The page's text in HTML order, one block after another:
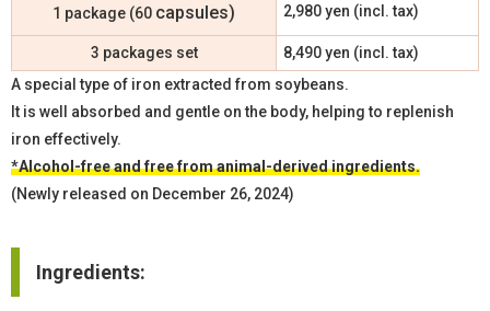
1 package (60 capsules) 2,980 yen (incl. tax)
3 packages set
8,490 yen (incl. tax)
A special type of iron extracted from soybeans.
It is well absorbed and gentle on the body, helping to replenish
iron effectively.
*Alcohol-free and free from animal-derived ingredients.
(Newly released on December 26, 2024)
Ingredients: